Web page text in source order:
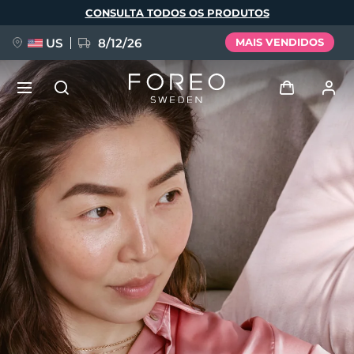
principal
CONSULTA TODOS OS PRODUTOS
US 8/12/26 MAIS VENDIDOS
Entrar
Perfil de usuário
Meus aparelhos
Meus pedidos
Meus endereços
As minhas subscrições
NOVIDADE
FAQ™ Pure Beauty-Tech Elixir
BREAKING NEWS
issa™ Teeth Whitening Set
Idioma
English Deutsch
Español
Français
Italiano
Português
Polski
Svenska
Русский
Türkçe
简体中文 繁體中文